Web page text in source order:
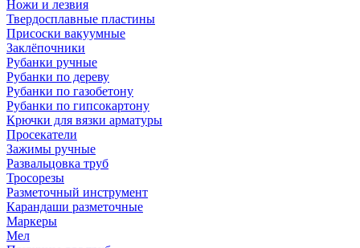
Ножи и лезвия
Твердосплавные пластины
Присоски вакуумные
Заклёпочники
Рубанки ручные
Рубанки по дереву
Рубанки по газобетону
Рубанки по гипсокартону
Крючки для вязки арматуры
Просекатели
Зажимы ручные
Развальцовка труб
Тросорезы
Разметочный инструмент
Карандаши разметочные
Маркеры
Мел